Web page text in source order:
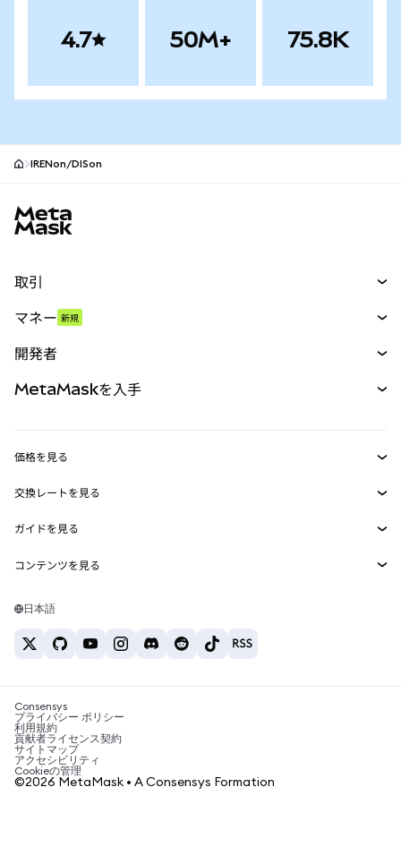
4.7 50M+ 75.8K
IRENon/DISon
取引
パーペチュアル
RWA
マネー 新規
開発者
MetaMask Connect
Snaps
Web3サービス
MetaMaskを入手
セキュリティ
サポート
キャリア
お問い合わせ
価格を見る
イーサリアムの価格
Solanaの価格
Tetherの価格
交換レートを見る
ETH→USD
USDT→INR
BTC→INR
ETH→USDT
ガイドを見る
ETHの購入
USDTの購入
SHIBの購入
BNBの購入
コンテンツを見る
Solanaウォレット
税制関連ニュース
暗号資産の購入方法は？
ビットコインを売るには？
日本語
Consensys
プライバシー ポリシー
利用規約
貢献者ライセンス契約
サイトマップ
アクセシビリティ
Cookieの管理
©2026 MetaMask • A Consensys Formation